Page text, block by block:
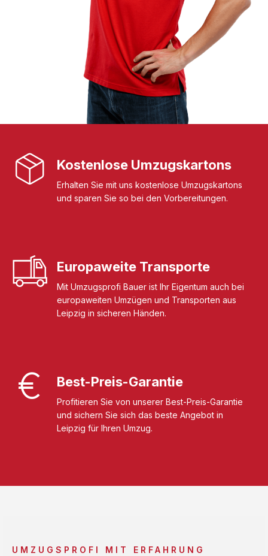
Kostenlose Umzugskartons
Erhalten Sie mit uns kostenlose Umzugskartons
und sparen Sie so bei den Vorbereitungen.
Europaweite Transporte
Mit Umzugsprofi Bauer ist Ihr Eigentum auch bei
europaweiten Umzügen und Transporten aus
Leipzig in sicheren Händen.
Best-Preis-Garantie
Profitieren Sie von unserer Best-Preis-Garantie
und sichern Sie sich das beste Angebot in
Leipzig für Ihren Umzug.
UMZUGSPROFI MIT ERFAHRUNG